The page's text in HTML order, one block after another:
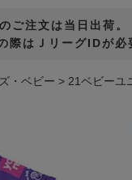
ご注文は当日出荷。
際はＪリーグIDが必
・ベビー 21ベビーユ